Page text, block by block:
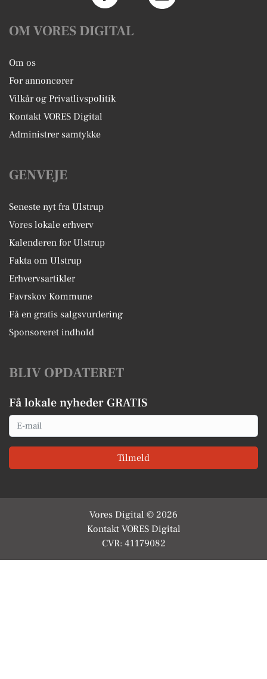
OM VORES DIGITAL
Om os
For annoncører
Vilkår og Privatlivspolitik
Kontakt VORES Digital
Administrer samtykke
GENVEJE
Seneste nyt fra Ulstrup
Vores lokale erhverv
Kalenderen for Ulstrup
Fakta om Ulstrup
Erhvervsartikler
Favrskov Kommune
Få en gratis salgsvurdering
Sponsoreret indhold
BLIV OPDATERET
Få lokale nyheder GRATIS
Email
Tilmeld
Vores Digital © 2026
Kontakt VORES Digital
CVR: 41179082